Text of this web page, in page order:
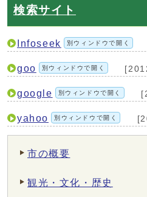
検索サイト
Infoseek 別ウィンドウで開く
goo 別ウィンドウで開く
google 別ウィンドウで開く
yahoo 別ウィンドウで開く
市の概要
観光・文化・歴史